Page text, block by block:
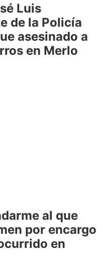
Luis
de la Policía
asesinado a
en Merlo
al que
por encargo
en